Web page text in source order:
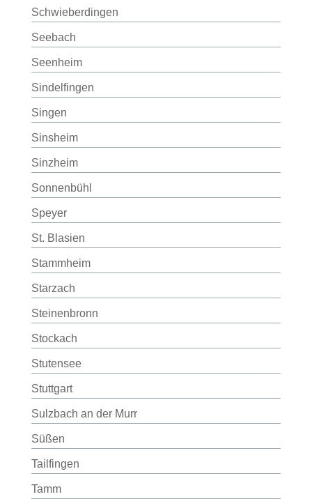
Schwieberdingen
Seebach
Seenheim
Sindelfingen
Singen
Sinsheim
Sinzheim
Sonnenbühl
Speyer
St. Blasien
Stammheim
Starzach
Steinenbronn
Stockach
Stutensee
Stuttgart
Sulzbach an der Murr
Süßen
Tailfingen
Tamm